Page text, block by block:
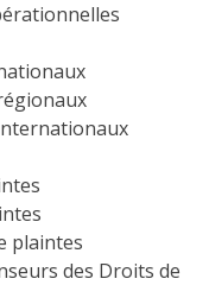
plaintes
des Droits de